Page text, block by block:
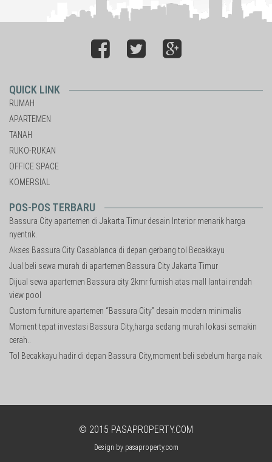
QUICK LINK
RUMAH
APARTEMEN
TANAH
RUKO-RUKAN
OFFICE SPACE
KOMERSIAL
POS-POS TERBARU
Bassura City apartemen di Jakarta Timur desain Interior menarik harga
nyentrik.
Akses Bassura City Casablanca di depan gerbang tol Becakkayu
Jual beli sewa murah di apartemen Bassura City Jakarta Timur
Dijual sewa apartemen Bassura city 2kmr furnish atas mall lantai rendah
view pool
Custom furniture apartemen “Bassura City” desain modern minimalis
Moment tepat investasi Bassura City,harga sedang murah lokasi semakin
cerah..
Tol Becakkayu hadir di depan Bassura City,moment beli sebelum harga naik
© 2015 PASAPROPERTY.COM
Design by pasaproperty.com